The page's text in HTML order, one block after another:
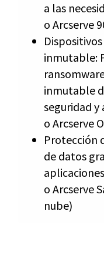
a las
o Arcserve
inmutable:
inmutable
seguridad y
o Arcserve
Protección
de datos
o Arcserve
nube)